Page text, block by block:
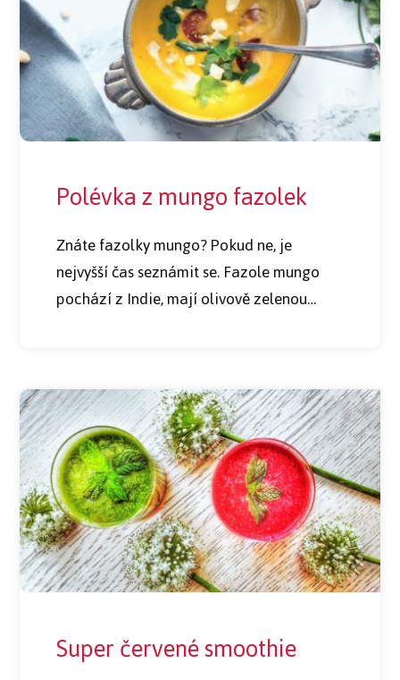
Polévka z mungo fazolek
Znáte fazolky mungo? Pokud ne, je
nejvyšší čas seznámit se. Fazole mungo
pochází z Indie, mají olivově zelenou…
Super červené smoothie